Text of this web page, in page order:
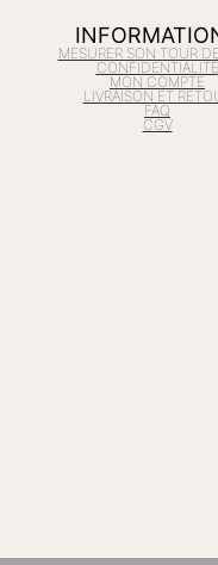
MESURER SON TOUR
CONFIDENTIALITÉ
MON COMPTE
LIVRAISON ET
FAQ
CGV